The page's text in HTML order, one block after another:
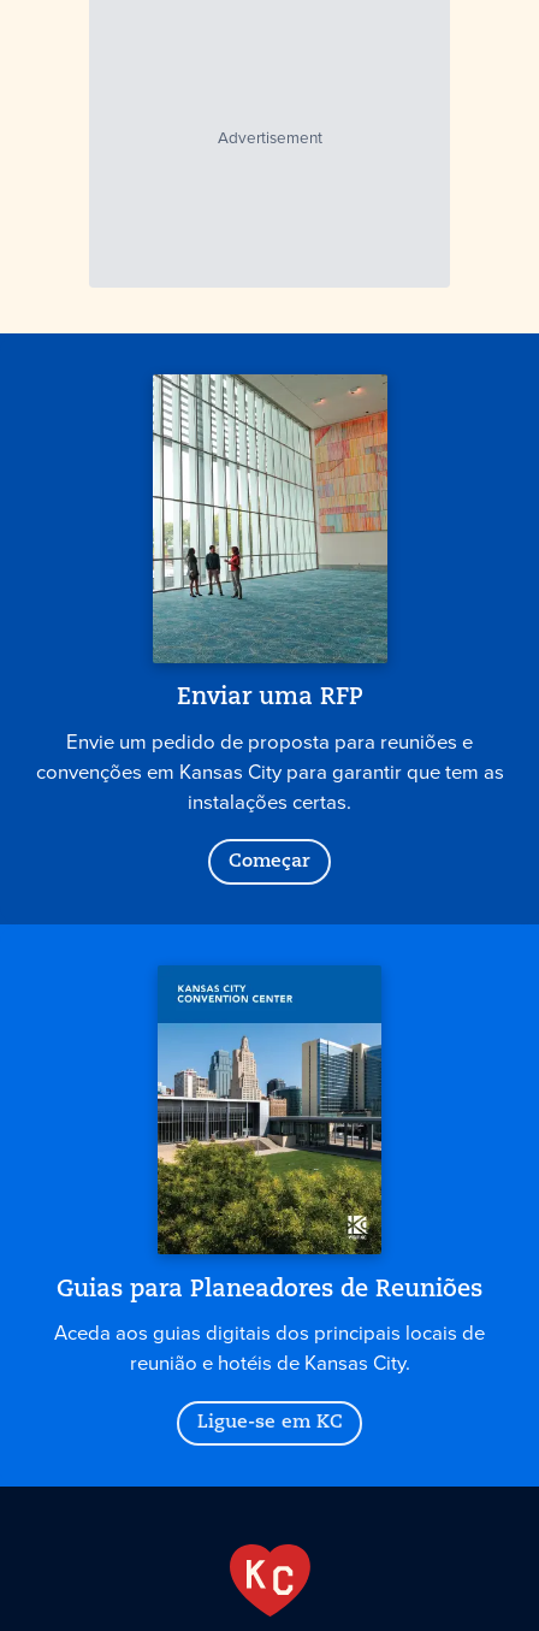
Enviar uma RFP
Envie um pedido de proposta para reuniões e
convenções em Kansas City para garantir que tem as
instalações certas.
Começar
Guias para Planeadores de Reuniões
Aceda aos guias digitais dos principais locais de
reunião e hotéis de Kansas City.
Ligue-se em KC